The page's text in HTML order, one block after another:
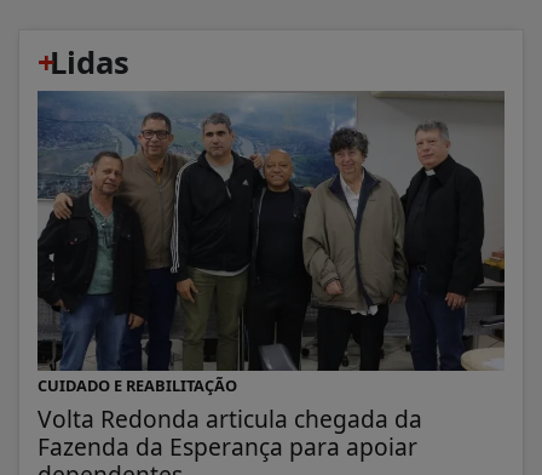
+
Lidas
CUIDADO E REABILITAÇÃO
Volta Redonda articula chegada da
Fazenda da Esperança para apoiar